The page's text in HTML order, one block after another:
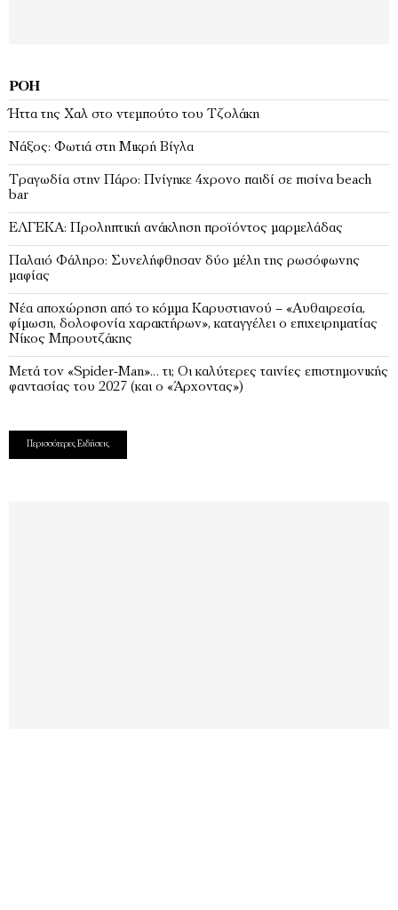
ΡΟΉ
Ήττα της Χαλ στο ντεμπούτο του Τζολάκη
Νάξος: Φωτιά στη Μικρή Βίγλα
Tραγωδία στην Πάρο: Πνίγηκε 4χρονο παιδί σε πισίνα beach
bar
ΕΛΓΕΚΑ: Προληπτική ανάκληση προϊόντος μαρμελάδας
Παλαιό Φάληρο: Συνελήφθησαν δύο μέλη της ρωσόφωνης
μαφίας
Νέα αποχώρηση από το κόμμα Καρυστιανού – «Αυθαιρεσία,
φίμωση, δολοφονία χαρακτήρων», καταγγέλει ο επιχειρηματίας
Νίκος Μπρουτζάκης
Μετά τον «Spider-Man»… τι; Oι καλύτερες ταινίες επιστημονικής
φαντασίας του 2027 (και ο «Άρχοντας»)
Περισσότερες Ειδήσεις